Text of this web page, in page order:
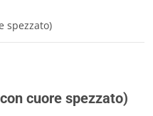
spezzato)
cuore spezzato)